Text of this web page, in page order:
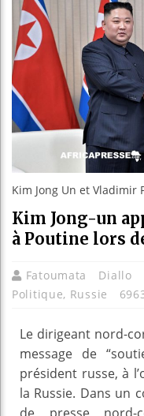
Kim Jong Un et Vladimir
Kim Jong-un
à Poutine lors
Fatoumata Diallo
Politique, Russie
Le dirigeant nord-
message de
président russe, à
la Russie. Dans un